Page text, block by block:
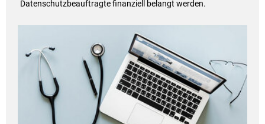
Datenschutzbeauftragte finanziell belangt werden.